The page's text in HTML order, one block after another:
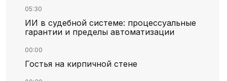
05:30
ИИ в судебной системе: процессуальные
гарантии и пределы автоматизации
00:00
Гостья на кирпичной стене